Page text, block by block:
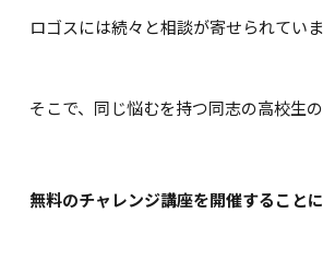
ロゴスには続々と相談が寄せられていま
そこで、同じ悩むを持つ同志の高校生の
無料のチャレンジ講座を開催することに